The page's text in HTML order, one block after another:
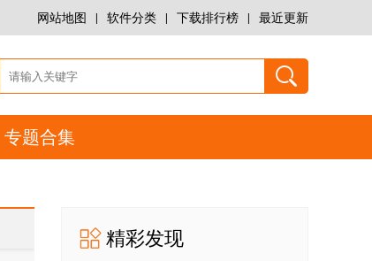
最近更新
下载排行榜 |
软件分类 |
网站地图 |
专题合集
精彩发现